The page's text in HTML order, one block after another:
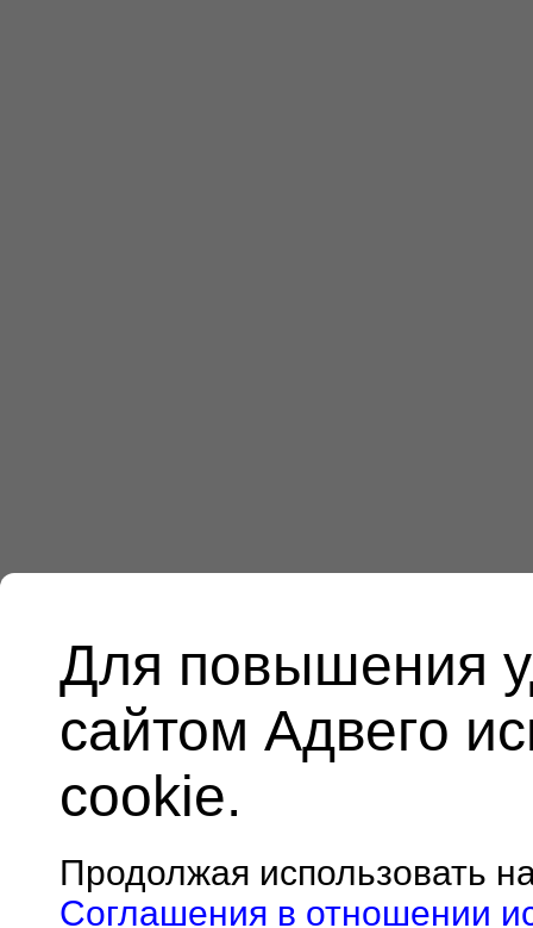
Для повышения
сайтом Адвего
cookie.
Продолжая использовать
Соглашения в отношении